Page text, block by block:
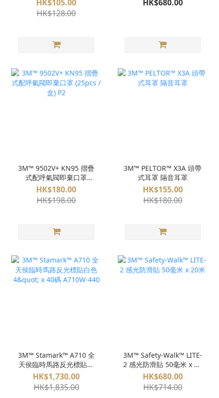
HK$105.00
HK$128.00
HK$680.00
3M™ 9502V+ KN95 摺疊
式配呼氣閥即棄口罩
(25pcs / 盒) P2
HK$180.00
HK$198.00
3M™ PELTOR™ X3A 頭帶
式耳罩 隔音耳罩
HK$155.00
HK$180.00
3M™ Stamark™ A710 全
天侯臨時馬路反光標貼白
色 4" x 40碼 A710W-440
HK$1,730.00
HK$1,835.00
3M™ Safety-Walk™ LITE-
2 感光防滑貼 50毫米 x 20
米
HK$680.00
HK$714.00